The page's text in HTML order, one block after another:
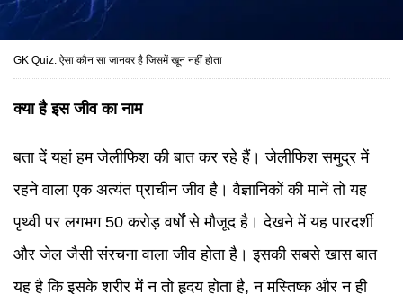
GK Quiz: ऐसा कौन सा जानवर है जिसमें खून नहीं होता
क्या है इस जीव का नाम
बता दें यहां हम जेलीफिश की बात कर रहे हैं। जेलीफिश समुद्र में
रहने वाला एक अत्यंत प्राचीन जीव है। वैज्ञानिकों की मानें तो यह
पृथ्वी पर लगभग 50 करोड़ वर्षों से मौजूद है। देखने में यह पारदर्शी
और जेल जैसी संरचना वाला जीव होता है। इसकी सबसे खास बात
यह है कि इसके शरीर में न तो हृदय होता है, न मस्तिष्क और न ही